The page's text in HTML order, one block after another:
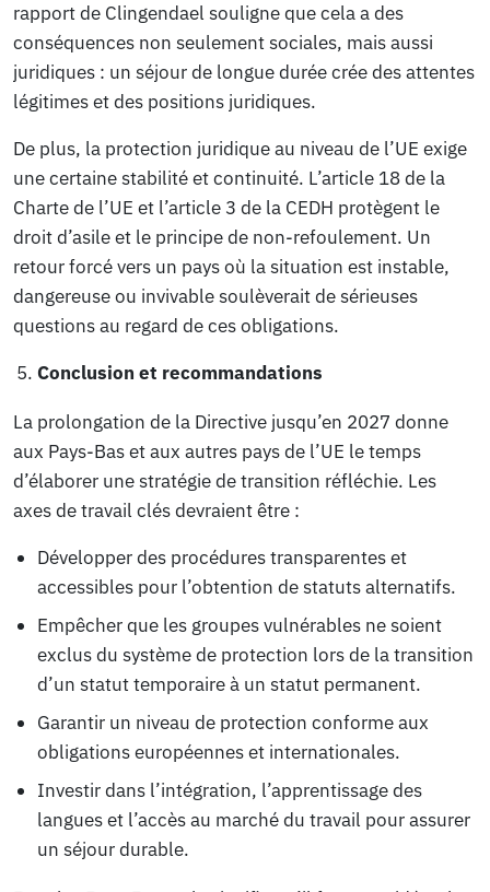
rapport de Clingendael souligne que cela a des
conséquences non seulement sociales, mais aussi
juridiques : un séjour de longue durée crée des attentes
légitimes et des positions juridiques.
De plus, la protection juridique au niveau de l’UE exige
une certaine stabilité et continuité. L’article 18 de la
Charte de l’UE et l’article 3 de la CEDH protègent le
droit d’asile et le principe de non-refoulement. Un
retour forcé vers un pays où la situation est instable,
dangereuse ou invivable soulèverait de sérieuses
questions au regard de ces obligations.
Conclusion et recommandations
La prolongation de la Directive jusqu’en 2027 donne
aux Pays-Bas et aux autres pays de l’UE le temps
d’élaborer une stratégie de transition réfléchie. Les
axes de travail clés devraient être :
Développer des procédures transparentes et
accessibles pour l’obtention de statuts alternatifs.
Empêcher que les groupes vulnérables ne soient
exclus du système de protection lors de la transition
d’un statut temporaire à un statut permanent.
Garantir un niveau de protection conforme aux
obligations européennes et internationales.
Investir dans l’intégration, l’apprentissage des
langues et l’accès au marché du travail pour assurer
un séjour durable.